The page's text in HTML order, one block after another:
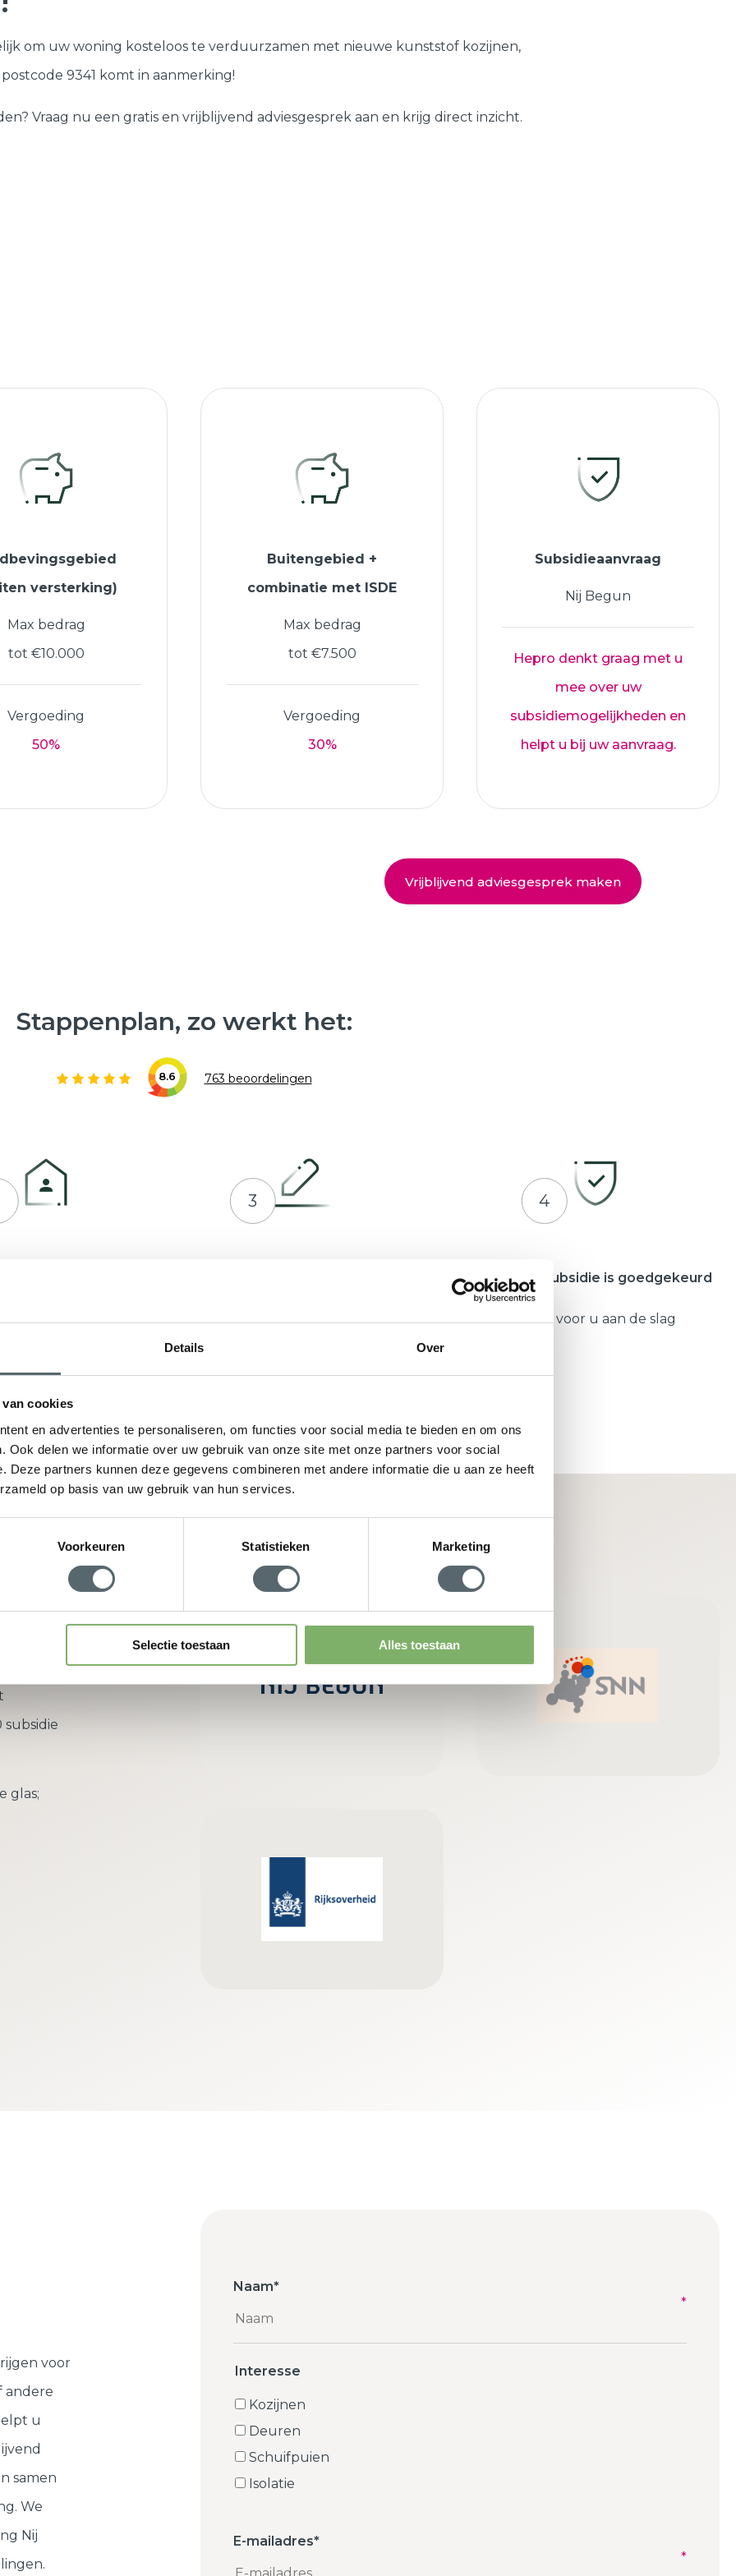
Details Over
cookies
en advertenties te personaliseren, om functies voor social media te bieden en om ons
Ook delen we informatie over uw gebruik van onze site met onze partners voor social
Deze partners kunnen deze gegevens combineren met andere informatie die u aan ze heeft
op basis van uw gebruik van hun services.
Voorkeuren Statistieken Marketing
Selectie toestaan Alles toestaan
om uw woning kosteloos te verduurzamen met nieuwe kunststof kozijnen,
9341 komt in aanmerking!
Vraag nu een gratis en vrijblijvend adviesgesprek aan en krijg direct inzicht.
versterking)
Max bedrag
tot €10.000
Vergoeding
50%
Buitengebied +
combinatie met ISDE
Max bedrag
tot €7.500
Vergoeding
30%
Subsidieaanvraag
Nij Begun
Hepro denkt graag met u
mee over uw
subsidiemogelijkheden en
helpt u bij uw aanvraag.
Vrijblijvend adviesgesprek maken
Stappenplan, zo werkt het:
8.6 763 beoordelingen
offerte op maat
3 4
Zodra uw subsidie is goedgekeurd
Gaat Hepro voor u aan de slag
richt zich
glas;
voor
andere
u
samen
We
Nij
Naam*
Interesse
Kozijnen
Deuren
Schuifpuien
Isolatie
E-mailadres*
Samenstellen Samenstellen